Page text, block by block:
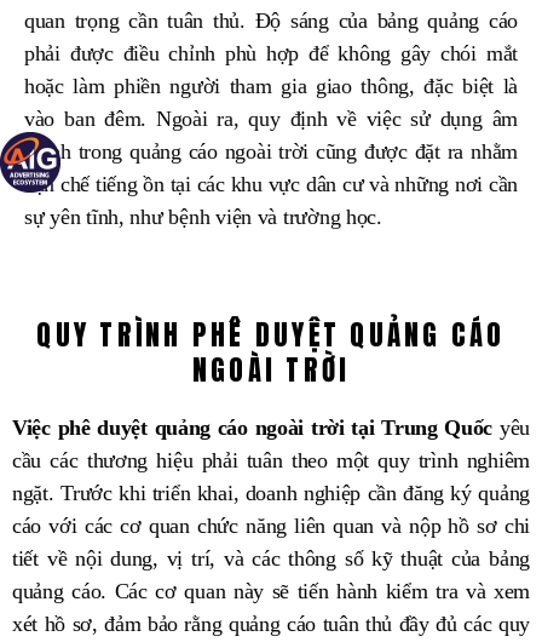
quan trọng cần tuân thủ. Độ sáng của bảng quảng cáo
phải được điều chỉnh phù hợp để không gây chói mắt
hoặc làm phiền người tham gia giao thông, đặc biệt là
vào ban đêm. Ngoài ra, quy định về việc sử dụng âm
thanh trong quảng cáo ngoài trời cũng được đặt ra nhằm
hạn chế tiếng ồn tại các khu vực dân cư và những nơi cần
sự yên tĩnh, như bệnh viện và trường học.
QUY TRÌNH PHÊ DUYỆT QUẢNG CÁO
NGOÀI TRỜI
Việc phê duyệt quảng cáo ngoài trời tại Trung Quốc yêu
cầu các thương hiệu phải tuân theo một quy trình nghiêm
ngặt. Trước khi triển khai, doanh nghiệp cần đăng ký quảng
cáo với các cơ quan chức năng liên quan và nộp hồ sơ chi
tiết về nội dung, vị trí, và các thông số kỹ thuật của bảng
quảng cáo. Các cơ quan này sẽ tiến hành kiểm tra và xem
xét hồ sơ, đảm bảo rằng quảng cáo tuân thủ đầy đủ các quy